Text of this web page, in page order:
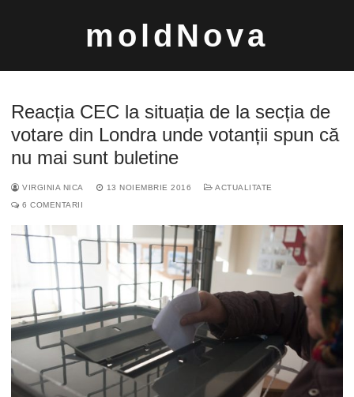
moldNova
după:
Reacția CEC la situația de la secția de
votare din Londra unde votanții spun că
nu mai sunt buletine
VIRGINIA NICA 13 NOIEMBRIE 2016
ACTUALITATE
6 COMENTARII